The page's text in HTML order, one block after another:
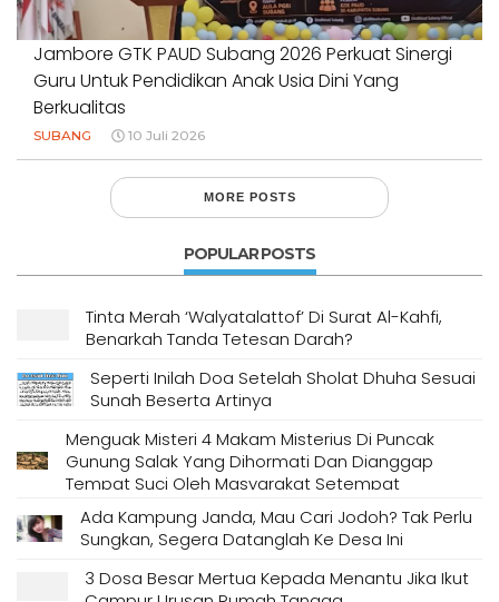
Jambore GTK PAUD Subang 2026 Perkuat Sinergi
Guru Untuk Pendidikan Anak Usia Dini Yang
Berkualitas
SUBANG 10 Juli 2026
MORE POSTS
POPULAR POSTS
Tinta Merah ‘Walyatalattof’ Di Surat Al-Kahfi,
Benarkah Tanda Tetesan Darah?
Seperti Inilah Doa Setelah Sholat Dhuha Sesuai
Sunah Beserta Artinya
Menguak Misteri 4 Makam Misterius Di Puncak
Gunung Salak Yang Dihormati Dan Dianggap
Tempat Suci Oleh Masyarakat Setempat
Ada Kampung Janda, Mau Cari Jodoh? Tak Perlu
Sungkan, Segera Datanglah Ke Desa Ini
3 Dosa Besar Mertua Kepada Menantu Jika Ikut